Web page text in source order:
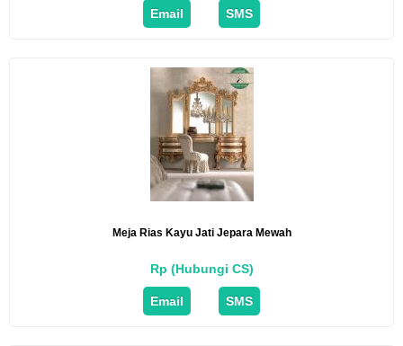
Email SMS
Meja Rias Kayu Jati Jepara Mewah
Rp (Hubungi CS)
Email SMS